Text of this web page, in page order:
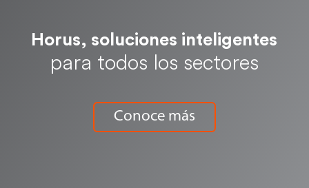
Horus, soluciones inteligentes
para todos los sectores
Conoce más